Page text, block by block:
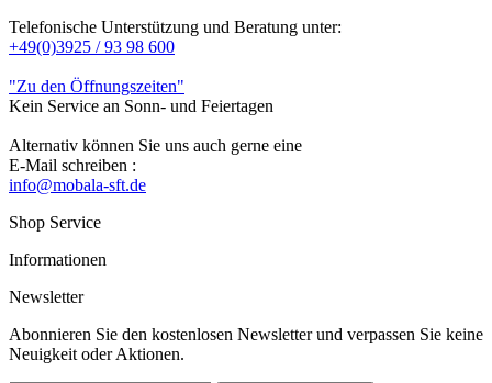
Telefonische Unterstützung und Beratung unter:
+49(0)3925 / 93 98 600
"Zu den Öffnungszeiten"
Kein Service an Sonn- und Feiertagen
Alternativ können Sie uns auch gerne eine
E-Mail schreiben :
info@mobala-sft.de
Shop Service
Informationen
Newsletter
Abonnieren Sie den kostenlosen Newsletter und verpassen Sie keine
Neuigkeit oder Aktionen.